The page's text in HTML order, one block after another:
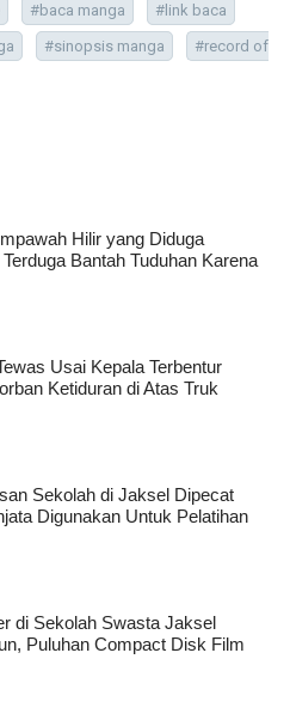
#baca manga
#link baca
#sinopsis manga
#record of
Hilir yang Diduga
Bantah Tuduhan Karena
Usai Kepala Terbentur
Ketiduran di Atas Truk
Sekolah di Jaksel Dipecat
Digunakan Untuk Pelatihan
di Sekolah Swasta Jaksel
Puluhan Compact Disk Film